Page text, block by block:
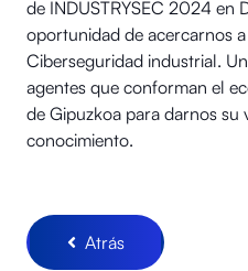
de INDUSTRYSEC 2024 en
oportunidad de acercarnos
Ciberseguridad industrial.
agentes que conforman el
de Gipuzkoa para darnos su
conocimiento.
Atrás